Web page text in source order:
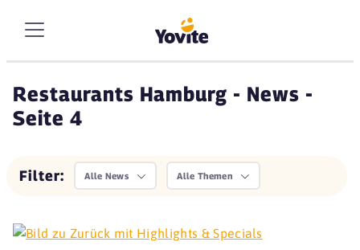
Restaurants Hamburg - News -
Seite 4
Filter: Alle News Alle Themen